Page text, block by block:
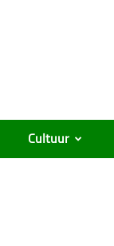
Cultuur